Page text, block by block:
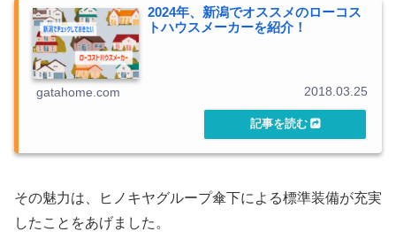
2024年、新潟でオススメのローコス
トハウスメーカーを紹介！
gatahome.com 2018.03.25
その魅力は、ヒノキヤグループ傘下による標準装備が充実
したことをあげました。